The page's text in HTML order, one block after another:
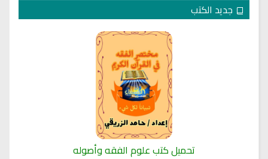
جديد الكتب
تحميل كتب علوم الفقه وأصوله